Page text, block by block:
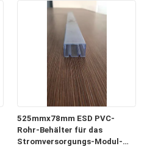
525mmx78mm ESD PVC-
Rohr-Behälter für das
Stromversorgungs-Modul-